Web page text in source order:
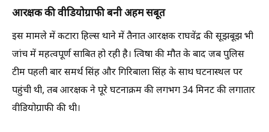
आरक्षक की वीडियोग्राफी बनी अहम सबूत
इस मामले में कटारा हिल्स थाने में तैनात आरक्षक राघवेंद्र की सूझबूझ भी
जांच में महत्वपूर्ण साबित हो रही है। त्विषा की मौत के बाद जब पुलिस
टीम पहली बार समर्थ सिंह और गिरिबाला सिंह के साथ घटनास्थल पर
पहुंची थी, तब आरक्षक ने पूरे घटनाक्रम की लगभग 34 मिनट की लगातार
वीडियोग्राफी की थी।